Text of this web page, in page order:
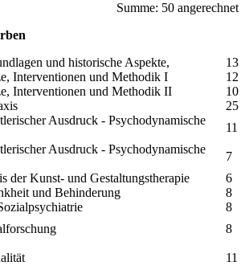
Summe: 50 angerechnet
und historische Aspekte,
13
Interventionen und Methodik I
12
Interventionen und Methodik II
10
25
Ausdruck - Psychodynamische
11
Ausdruck - Psychodynamische
7
der Kunst- und Gestaltungstherapie
6
und Behinderung
8
8
8
11